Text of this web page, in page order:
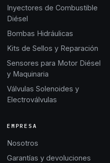
Inyectores de Combustible
Diésel
Bombas Hidráulicas
Kits de Sellos y Reparación
Sensores para Motor Diésel
y Maquinaria
Válvulas Solenoides y
Electroválvulas
EMPRESA
Nosotros
Garantías y devoluciones